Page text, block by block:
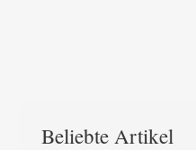
Beliebte Artikel